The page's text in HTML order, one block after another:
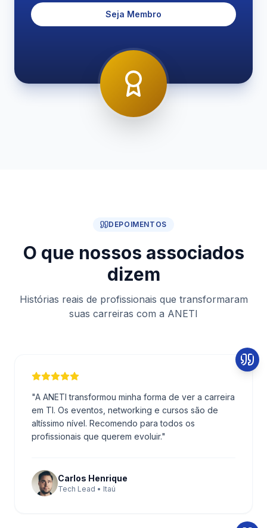
Seja Membro
DEPOIMENTOS
O que nossos associados
dizem
Histórias reais de profissionais que transformaram
suas carreiras com a ANETI
"A ANETI transformou minha forma de ver a carreira
em TI. Os eventos, networking e cursos são de
altíssimo nível. Recomendo para todos os
profissionais que querem evoluir."
Carlos Henrique
Tech Lead • Itaú